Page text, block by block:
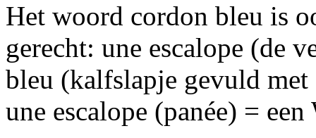
Het woord cordon bleu is
gerecht: une escalope (de
bleu (kalfslapje gevuld met
une escalope (panée) =